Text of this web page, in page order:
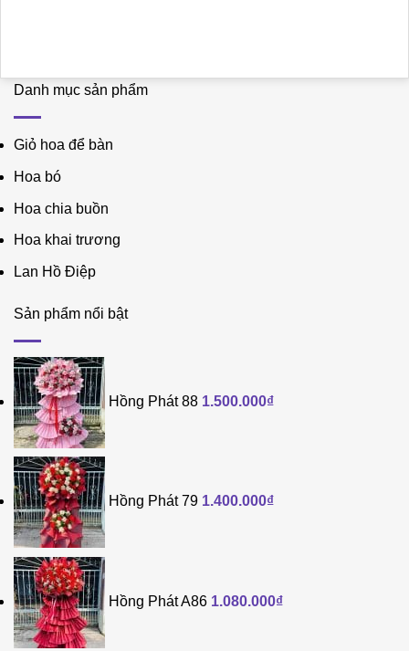
Danh mục sản phẩm
Giỏ hoa để bàn
Hoa bó
Hoa chia buồn
Hoa khai trương
Lan Hồ Điệp
Sản phẩm nổi bật
Hồng Phát 88 1.500.000₫
Hồng Phát 79 1.400.000₫
Hồng Phát A86 1.080.000₫